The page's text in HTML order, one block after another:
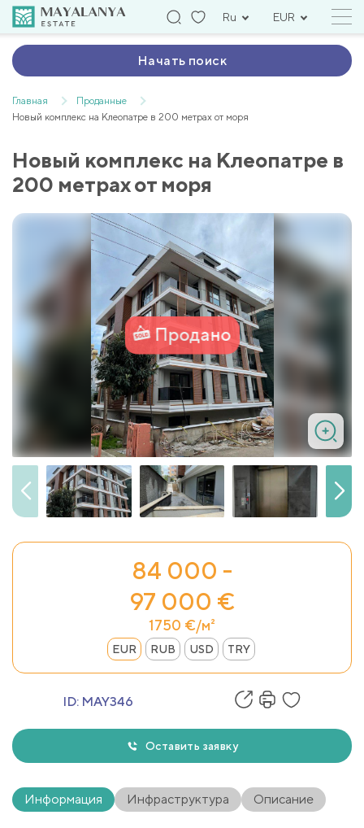
Ru EUR
Начать поиск
Главная
Проданные
Новый комплекс на Клеопатре в 200 метрах от моря
Новый комплекс на Клеопатре в
200 метрах от моря
Продано
84 000 -
97 000 €
1750 €/м²
EUR RUB USD TRY
ID: MAY346
Оставить заявку
Информация Инфраструктура Описание